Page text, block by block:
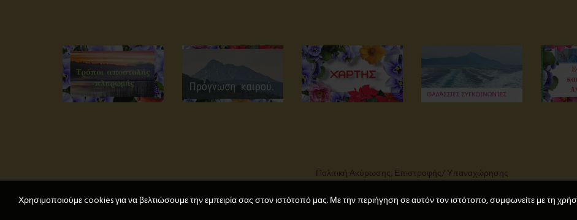
Πολιτική Ακύρωσης, Επιστροφής/ Υπαναχώρησης
© 2025 Αγιορείτικα. All rights reserved
Χρησιμοποιούμε cookies για να βελτιώσουμε την εμπειρία σας στον ιστότοπό μας. Με την περιήγηση σε αυτόν τον ιστότοπο, συμφωνείτε με τη